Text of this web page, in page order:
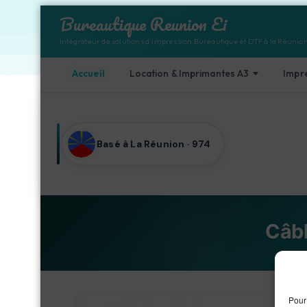
Bureautique Reunion Ei
Intégrateur de solutions d'impression Bureautique et DTF à la Réunion
Accueil Location & Imprimantes A3
Basé à La Réunion · 974